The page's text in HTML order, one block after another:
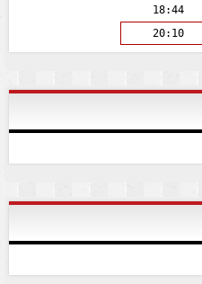
18:44
20:10